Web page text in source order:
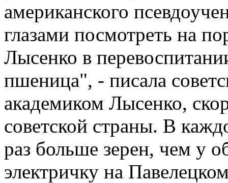
американского
глазами посмотреть на
Лысенко в
пшеница", - писала
академиком Лысенко,
советской страны. В
раз больше зерен, чем у
электричку на